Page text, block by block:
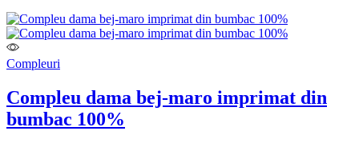
Compleuri
Compleu dama bej-maro imprimat din
bumbac 100%